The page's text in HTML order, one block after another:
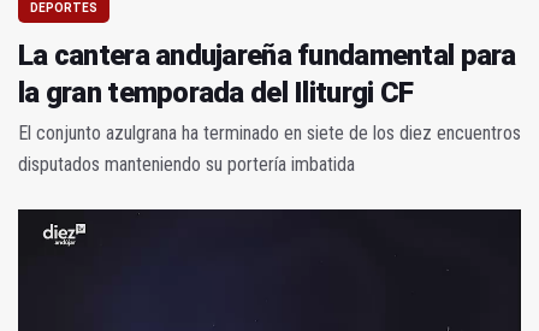
DEPORTES
La cantera andujareña fundamental para
la gran temporada del Iliturgi CF
El conjunto azulgrana ha terminado en siete de los diez encuentros
disputados manteniendo su portería imbatida